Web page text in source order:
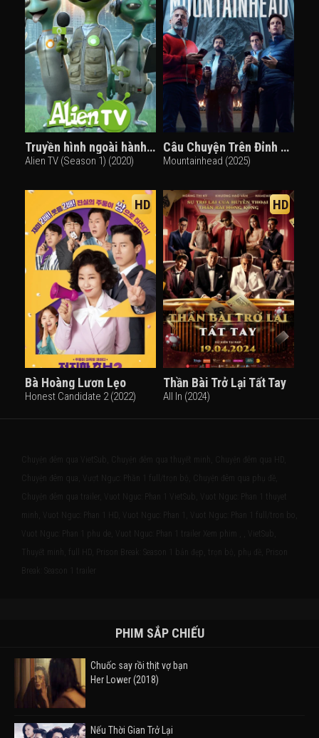
Truyền hình ngoài hành tinh (Phần 1)
Alien TV (Season 1) (2020)
Câu Chuyện Trên Đỉnh Núi
Mountainhead (2025)
HD
Bà Hoàng Lươn Lẹo
Honest Candidate 2 (2022)
HD
Thần Bài Trở Lại Tất Tay
All In (2024)
Chuyện đêm qua VietSub, Chuyện đêm qua thuyết minh, Chuyện đêm qua HD,
Chuyện đêm qua, Vượt Ngục: Phần 1 full/trọn bộ, Chuyện đêm qua phụ đề,
Chuyện đêm qua trailer, Vuot Nguc: Phan 1 VietSub, Vuot Nguc: Phan 1 thuyet
minh, Vuot Nguc: Phan 1 HD, Vuot Nguc: Phan 1, Vuot Nguc: Phan 1 full/tron bo,
Vuot Nguc: Phan 1 phu de, Vuot Nguc: Phan 1 trailer Xem phim , , VietSub,
Thuyết minh, full HD, Prison Break: Season 1 bản đẹp, trọn bộ, phụ đề, Prison
Break: Season 1 trailer
PHIM SẮP CHIẾU
Chuốc say rồi thịt vợ bạn
Her Lower (2018)
Nếu Thời Gian Trở Lại